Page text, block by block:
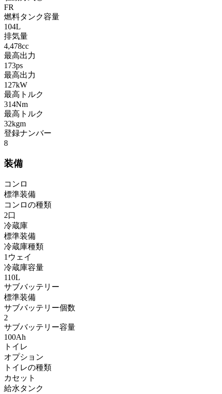
FR
燃料タンク容量
104L
排気量
4,478cc
最高出力
173ps
最高出力
127kW
最高トルク
314Nm
最高トルク
32kgm
登録ナンバー
8
装備
コンロ
標準装備
コンロの種類
2口
冷蔵庫
標準装備
冷蔵庫種類
1ウェイ
冷蔵庫容量
110L
サブバッテリー
標準装備
サブバッテリー個数
2
サブバッテリー容量
100Ah
トイレ
オプション
トイレの種類
カセット
給水タンク